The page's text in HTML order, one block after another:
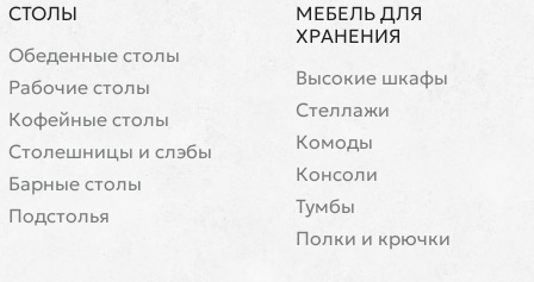
СТОЛЫ
Обеденные столы
Рабочие столы
Кофейные столы
Cтолешницы и слэбы
Барные столы
Подстолья
МЕБЕЛЬ ДЛЯ
ХРАНЕНИЯ
Высокие шкафы
Стеллажи
Комоды
Консоли
Тумбы
Полки и крючки